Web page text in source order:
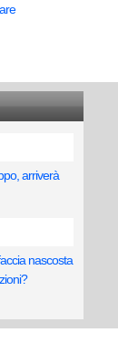
arriverà
nascosta